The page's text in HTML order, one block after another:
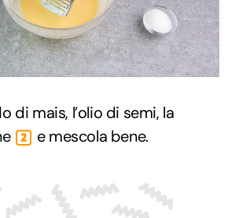
di mais, l’olio di semi, la
2 e mescola bene.